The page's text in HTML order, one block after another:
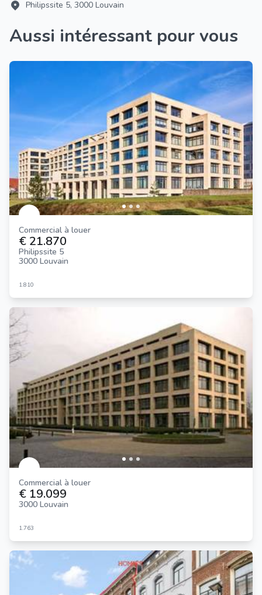
Philipssite 5, 3000 Louvain
Aussi intéressant pour vous
Commercial à louer
€ 21.870
Philipssite 5
3000 Louvain
1.810
Commercial à louer
€ 19.099
3000 Louvain
1.763